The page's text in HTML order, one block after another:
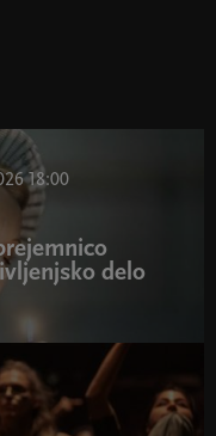
18:00
delo